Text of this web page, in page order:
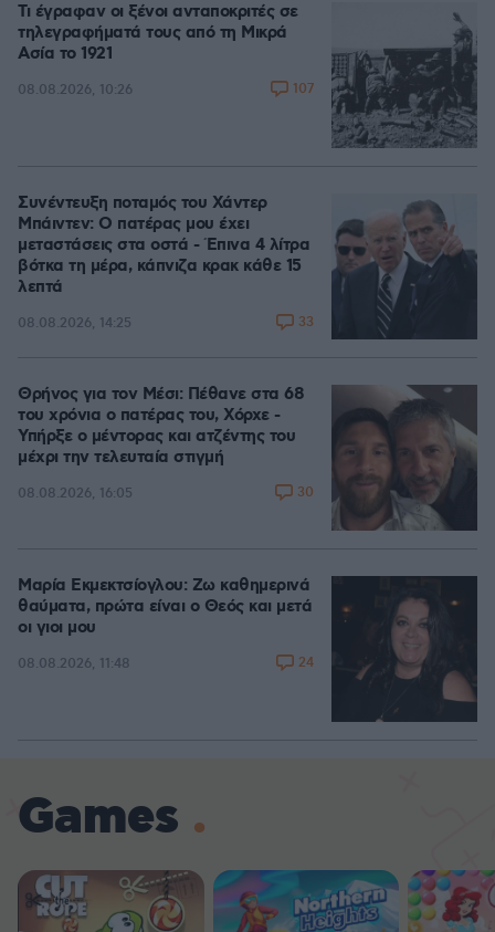
Τι έγραφαν οι ξένοι ανταποκριτές σε
τηλεγραφήματά τους από τη Μικρά
Ασία το 1921
08.08.2026, 10:26 107
Συνέντευξη ποταμός του Χάντερ
Μπάιντεν: Ο πατέρας μου έχει
μεταστάσεις στα οστά - Έπινα 4 λίτρα
βότκα τη μέρα, κάπνιζα κρακ κάθε 15
λεπτά
08.08.2026, 14:25 33
Θρήνος για τον Μέσι: Πέθανε στα 68
του χρόνια ο πατέρας του, Χόρχε -
Υπήρξε ο μέντορας και ατζέντης του
μέχρι την τελευταία στιγμή
08.08.2026, 16:05 30
Μαρία Εκμεκτσίογλου: Ζω καθημερινά
θαύματα, πρώτα είναι ο Θεός και μετά
οι γιοι μου
08.08.2026, 11:48 24
Games